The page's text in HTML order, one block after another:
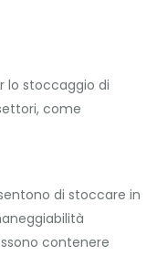
lo stoccaggio di
come
di stoccare in
contenere